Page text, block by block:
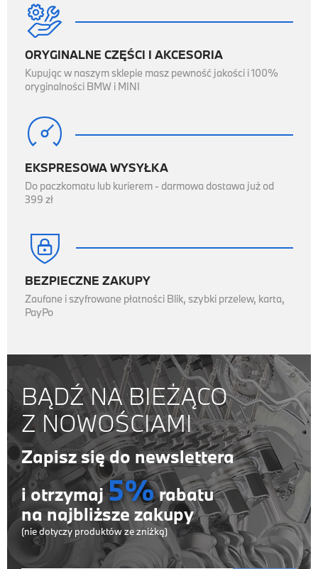

ORYGINALNE CZĘŚCI I AKCESORIA
Kupując w naszym sklepie masz pewność jakości i 100%
oryginalności BMW i MINI

EKSPRESOWA WYSYŁKA
Do paczkomatu lub kurierem - darmowa dostawa już od
399 zł

BEZPIECZNE ZAKUPY
Zaufane i szyfrowane płatności Blik, szybki przelew, karta,
PayPo
BĄDŹ NA BIEŻĄCO
Z NOWOŚCIAMI
Zapisz się do newslettera
i otrzymaj5%rabatu
na najbliższe zakupy
(nie dotyczy produktów ze zniżką)